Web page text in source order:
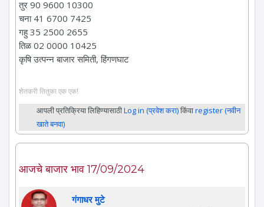
तुर 90 9600 10300
चना 41 6700 7425
गहु 35 2500 2655
तिळ 02 0000 10425
कृषि उत्पन्न बाजार समिती, हिंगणघाट
शेतकरी तितुका एक एक!
आपली प्रतिक्रिया लिहिण्यासाठीLog in (प्रवेश करा)किंवाregister (नवीन
खाते बनवा)
आजचे बाजार भाव 17/09/2024
गंगाधर मुटे